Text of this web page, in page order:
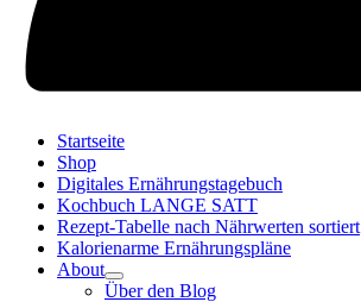
Startseite
Shop
Digitales Ernährungstagebuch
Kochbuch LANGE SATT
Rezept-Tabelle nach Nährwerten sortiert
Kalorienarme Ernährungspläne
About
Über den Blog